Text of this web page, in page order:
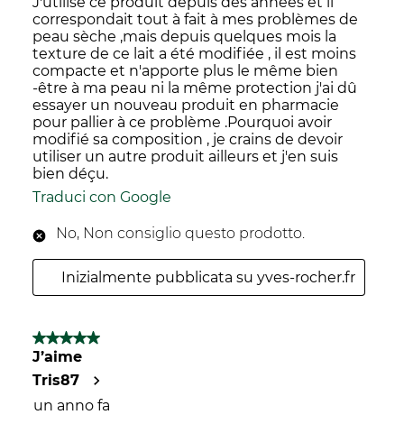
correspondait tout à fait à mes problèmes de
peau sèche ,mais depuis quelques mois la
texture de ce lait a été modifiée , il est moins
compacte et n'apporte plus le même bien
-être à ma peau ni la même protection j'ai dû
essayer un nouveau produit en pharmacie
pour pallier à ce problème .Pourquoi avoir
modifié sa composition , je crains de devoir
utiliser un autre produit ailleurs et j'en suis
bien déçu.
Traduci con Google
No, Non consiglio questo prodotto.
Inizialmente pubblicata su yves-rocher.fr
5 su 5 stelle.
J’aime
Tris87
un anno fa